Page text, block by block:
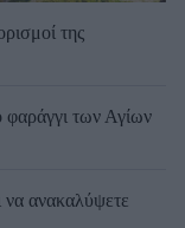
της
των Αγίων
ανακαλύψετε